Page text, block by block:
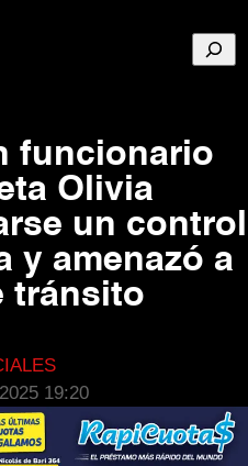
funcionario
Olivia
un control
y amenazó a
tránsito
19:20